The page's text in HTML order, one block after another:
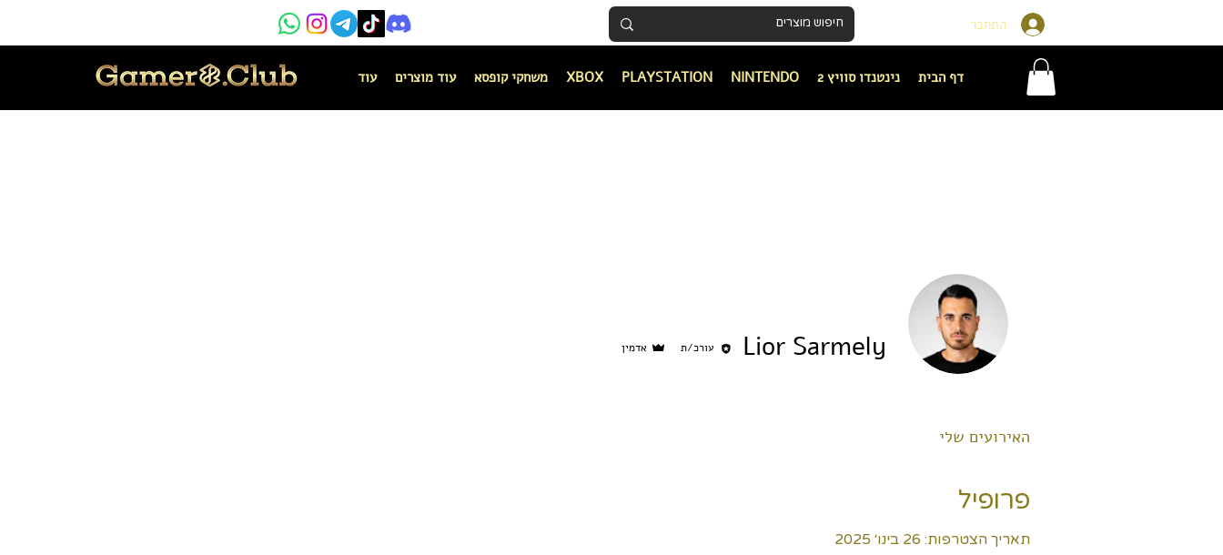
התחבר
דף הבית נינטנדו סוויץ 2 NINTENDO
PLAYSTATION
XBOX משחקי קופסא עוד מוצרים עוד
פרופיל
תאריך הצטרפות: 26 בינו׳ 2025
Lior Sarmely עורכ/ת אדמין
האירועים שלי